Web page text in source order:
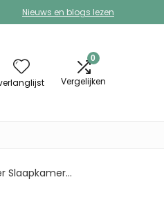
Nieuws en blogs lezen
0
Vergelijken
Slaapkamer…